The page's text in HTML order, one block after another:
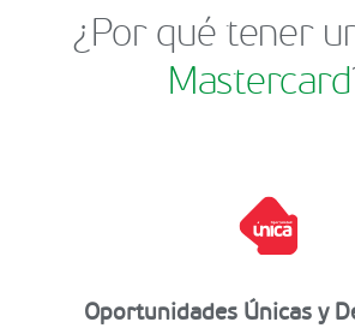
¿Por qué tener
Mastercard
Oportunidades Únicas y